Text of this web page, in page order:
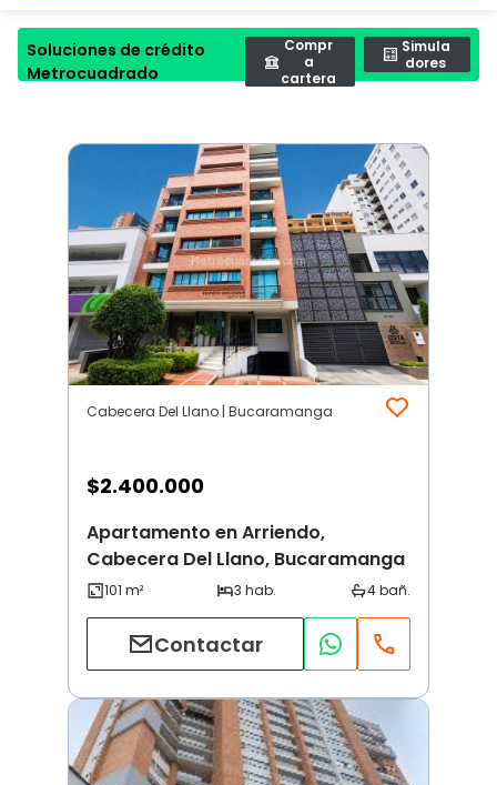
Soluciones de crédito
Metrocuadrado
Compr
a
cartera
Simula
dores
Cabecera Del Llano | Bucaramanga
$2.400.000
Apartamento en Arriendo,
Cabecera Del Llano, Bucaramanga
Contactar